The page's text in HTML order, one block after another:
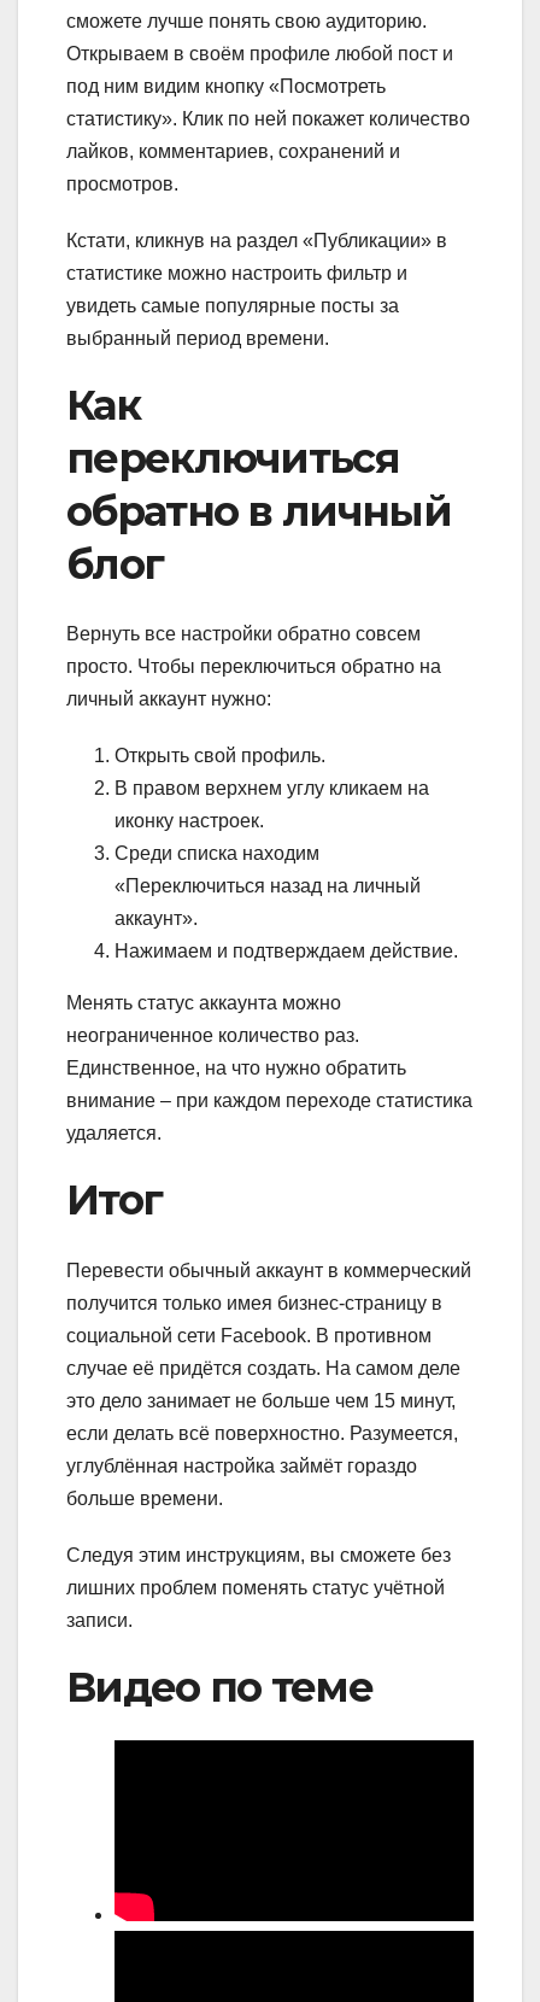
сможете лучше понять свою аудиторию.
Открываем в своём профиле любой пост и
под ним видим кнопку «Посмотреть
статистику». Клик по ней покажет количество
лайков, комментариев, сохранений и
просмотров.
Кстати, кликнув на раздел «Публикации» в
статистике можно настроить фильтр и
увидеть самые популярные посты за
выбранный период времени.
Как
переключиться
обратно в личный
блог
Вернуть все настройки обратно совсем
просто. Чтобы переключиться обратно на
личный аккаунт нужно:
Открыть свой профиль.
В правом верхнем углу кликаем на
иконку настроек.
Среди списка находим
«Переключиться назад на личный
аккаунт».
Нажимаем и подтверждаем действие.
Менять статус аккаунта можно
неограниченное количество раз.
Единственное, на что нужно обратить
внимание – при каждом переходе статистика
удаляется.
Итог
Перевести обычный аккаунт в коммерческий
получится только имея бизнес-страницу в
социальной сети Facebook. В противном
случае её придётся создать. На самом деле
это дело занимает не больше чем 15 минут,
если делать всё поверхностно. Разумеется,
углублённая настройка займёт гораздо
больше времени.
Следуя этим инструкциям, вы сможете без
лишних проблем поменять статус учётной
записи.
Видео по теме